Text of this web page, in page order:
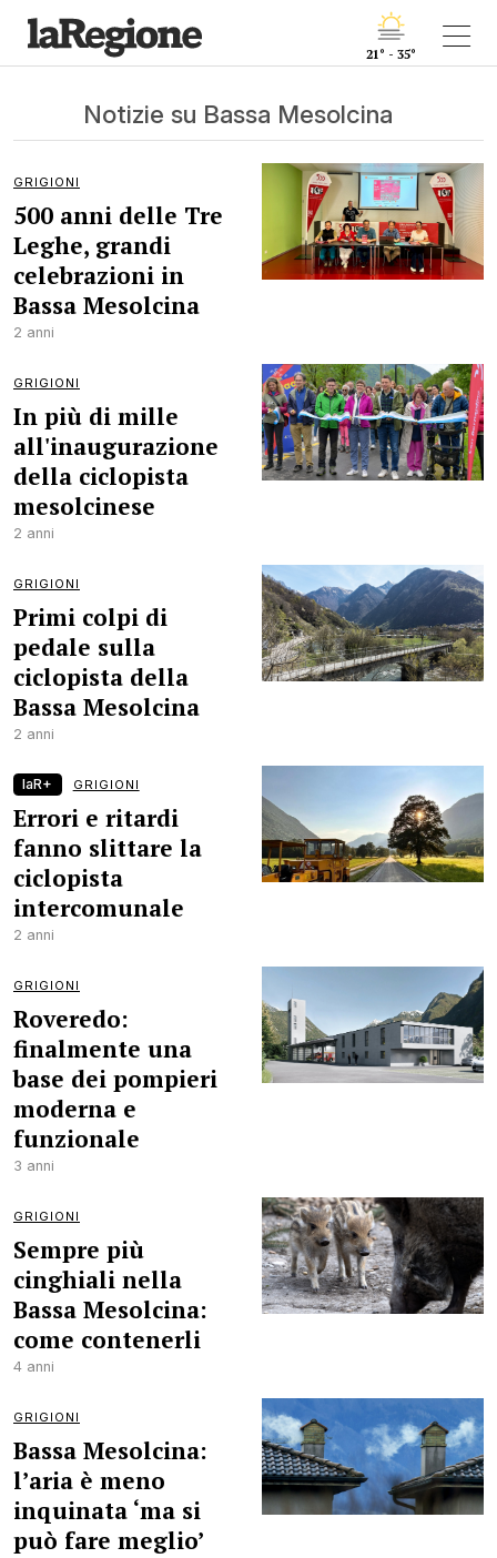
21° - 35°
Notizie su Bassa Mesolcina
GRIGIONI
500 anni delle Tre
Leghe, grandi
celebrazioni in
Bassa Mesolcina
2 anni
GRIGIONI
In più di mille
all'inaugurazione
della ciclopista
mesolcinese
2 anni
GRIGIONI
Primi colpi di
pedale sulla
ciclopista della
Bassa Mesolcina
2 anni
laR+ GRIGIONI
Errori e ritardi
fanno slittare la
ciclopista
intercomunale
2 anni
GRIGIONI
Roveredo:
finalmente una
base dei pompieri
moderna e
funzionale
3 anni
GRIGIONI
Sempre più
cinghiali nella
Bassa Mesolcina:
come contenerli
4 anni
GRIGIONI
Bassa Mesolcina:
l’aria è meno
inquinata ‘ma si
può fare meglio’